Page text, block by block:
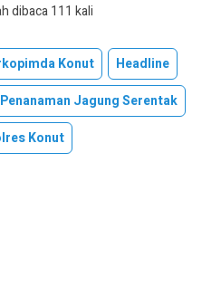
dibaca 111 kali
Konut
Headline
Penanaman Jagung Serentak
Konut